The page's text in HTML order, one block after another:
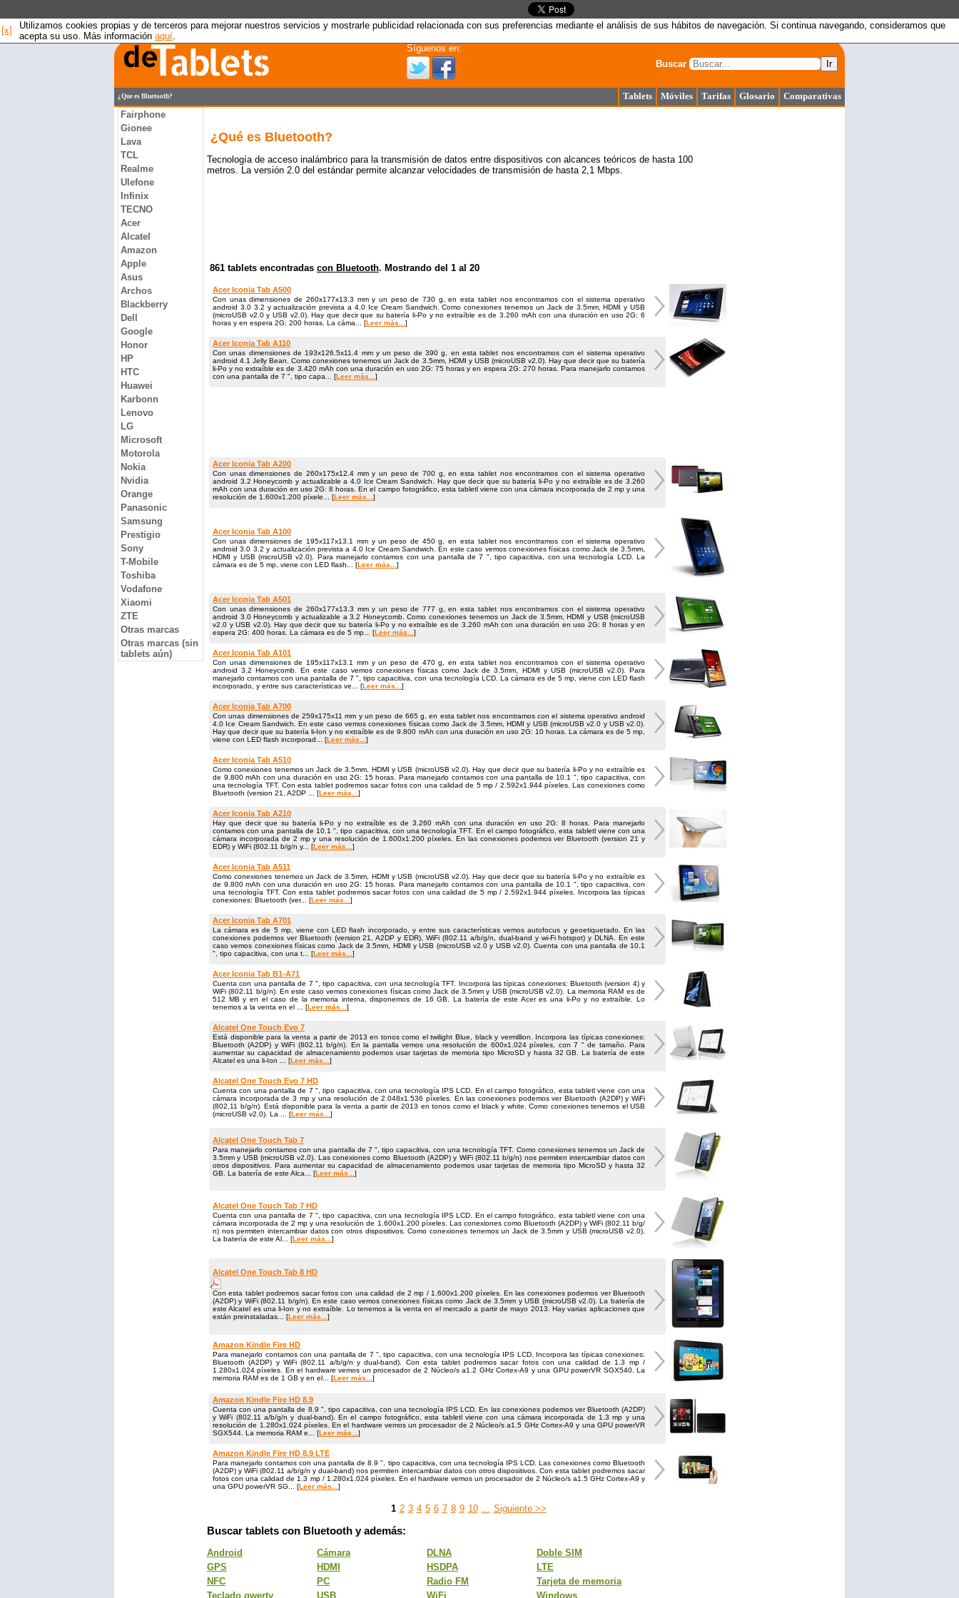
[x]
Utilizamos cookies propias y de terceros para mejorar nuestros servicios y mostrarle publicidad relacionada con sus preferencias mediante el análisis de sus hábitos de navegación. Si continua navegando, consideramos que
acepta su uso. Más información aquí.
Síguenos en:
Buscar
Ir
¿Que es Bluetooth? Tablets Móviles Tarifas Glosario
Comparativas
Fairphone
Gionee
Lava
TCL
Realme
Ulefone
Infinix
TECNO
Acer
Alcatel
Amazon
Apple
Asus
Archos
Blackberry
Dell
Google
Honor
HP
HTC
Huawei
Karbonn
Lenovo
LG
Microsoft
Motorola
Nokia
Nvidia
Orange
Panasonic
Samsung
Prestigio
Sony
T-Mobile
Toshiba
Vodafone
Xiaomi
ZTE
Otras marcas
Otras marcas (sin
tablets aún)
¿Qué es Bluetooth?
Tecnología de acceso inalámbrico para la transmisión de datos entre dispositivos con alcances teóricos de hasta 100
metros. La versión 2.0 del estándar permite alcanzar velocidades de transmisión de hasta 2,1 Mbps.
861 tablets encontradas con Bluetooth. Mostrando del 1 al 20
Acer Iconia Tab A500
Con unas dimensiones de 260x177x13.3 mm y un peso de 730 g, en esta tablet nos encontramos con el sistema operativo
android 3.0 3.2 y actualización prevista a 4.0 Ice Cream Sandwich. Como conexiones tenemos un Jack de 3.5mm, HDMI y USB
(microUSB v2.0 y USB v2.0). Hay que decir que su batería li-Po y no extraíble es de 3.260 mAh con una duración en uso 2G: 6
horas y en espera 2G: 200 horas. La cáma... [Leer más... ]
Acer Iconia Tab A110
Con unas dimensiones de 193x126.5x11.4 mm y un peso de 390 g, en esta tablet nos encontramos con el sistema operativo
android 4.1 Jelly Bean. Como conexiones tenemos un Jack de 3.5mm, HDMI y USB (microUSB v2.0). Hay que decir que su batería
li-Po y no extraíble es de 3.420 mAh con una duración en uso 2G: 75 horas y en espera 2G: 270 horas. Para manejarlo contamos
con una pantalla de 7 ", tipo capa... [Leer más... ]
Acer Iconia Tab A200
Con unas dimensiones de 260x175x12.4 mm y un peso de 700 g, en esta tablet nos encontramos con el sistema operativo
android 3.2 Honeycomb y actualizable a 4.0 Ice Cream Sandwich. Hay que decir que su batería li-Po y no extraíble es de 3.260
mAh con una duración en uso 2G: 8 horas. En el campo fotográfico, esta tabletl viene con una cámara incorporada de 2 mp y una
resolución de 1.600x1.200 pí­xele... [Leer más... ]
Acer Iconia Tab A100
Con unas dimensiones de 195x117x13.1 mm y un peso de 450 g, en esta tablet nos encontramos con el sistema operativo
android 3.0 3.2 y actualización prevista a 4.0 Ice Cream Sandwich. En este caso vemos conexiones físicas como Jack de 3.5mm,
HDMI y USB (microUSB v2.0). Para manejarlo contamos con una pantalla de 7 ", tipo capacitiva, con una tecnología LCD. La
cámara es de 5 mp, viene con LED flash... [Leer más... ]
Acer Iconia Tab A501
Con unas dimensiones de 260x177x13.3 mm y un peso de 777 g, en esta tablet nos encontramos con el sistema operativo
android 3.0 Honeycomb y actualizable a 3.2 Honeycomb. Como conexiones tenemos un Jack de 3.5mm, HDMI y USB (microUSB
v2.0 y USB v2.0). Hay que decir que su batería li-Po y no extraíble es de 3.260 mAh con una duración en uso 2G: 8 horas y en
espera 2G: 400 horas. La cámara es de 5 mp... [Leer más... ]
Acer Iconia Tab A101
Con unas dimensiones de 195x117x13.1 mm y un peso de 470 g, en esta tablet nos encontramos con el sistema operativo
android 3.2 Honeycomb. En este caso vemos conexiones físicas como Jack de 3.5mm, HDMI y USB (microUSB v2.0). Para
manejarlo contamos con una pantalla de 7 ", tipo capacitiva, con una tecnología LCD. La cámara es de 5 mp, viene con LED flash
incorporado, y entre sus características ve... [Leer más... ]
Acer Iconia Tab A700
Con unas dimensiones de 259x175x11 mm y un peso de 665 g, en esta tablet nos encontramos con el sistema operativo android
4.0 Ice Cream Sandwich. En este caso vemos conexiones físicas como Jack de 3.5mm, HDMI y USB (microUSB v2.0 y USB v2.0).
Hay que decir que su batería li-Ion y no extraíble es de 9.800 mAh con una duración en uso 2G: 10 horas. La cámara es de 5 mp,
viene con LED flash incorporad... [Leer más... ]
Acer Iconia Tab A510
Como conexiones tenemos un Jack de 3.5mm, HDMI y USB (microUSB v2.0). Hay que decir que su batería li-Po y no extraíble es
de 9.800 mAh con una duración en uso 2G: 15 horas. Para manejarlo contamos con una pantalla de 10.1 ", tipo capacitiva, con
una tecnología TFT. Con esta tablet podremos sacar fotos con una calidad de 5 mp / 2.592x1.944 pí­xeles. Las conexiones como
Bluetooth (version 21, A2DP ... [Leer más... ]
Acer Iconia Tab A210
Hay que decir que su batería li-Po y no extraíble es de 3.260 mAh con una duración en uso 2G: 8 horas. Para manejarlo
contamos con una pantalla de 10.1 ", tipo capacitiva, con una tecnología TFT. En el campo fotográfico, esta tabletl viene con una
cámara incorporada de 2 mp y una resolución de 1.600x1.200 pí­xeles. En las conexiones podemos ver Bluetooth (version 21 y
EDR) y WiFi (802.11 b/​g/​n y... [Leer más... ]
Acer Iconia Tab A511
Como conexiones tenemos un Jack de 3.5mm, HDMI y USB (microUSB v2.0). Hay que decir que su batería li-Po y no extraíble es
de 9.800 mAh con una duración en uso 2G: 15 horas. Para manejarlo contamos con una pantalla de 10.1 ", tipo capacitiva, con
una tecnología TFT. Con esta tablet podremos sacar fotos con una calidad de 5 mp / 2.592x1.944 pí­xeles. Incorpora las típicas
conexiones: Bluetooth (ver... [Leer más... ]
Acer Iconia Tab A701
La cámara es de 5 mp, viene con LED flash incorporado, y entre sus características vemos autofocus y geoetiquetado. En las
conexiones podemos ver Bluetooth (version 21, A2DP y EDR), WiFi (802.11 a/​b/​g/​n, dual-band y wi-Fi hotspot) y DLNA. En este
caso vemos conexiones físicas como Jack de 3.5mm, HDMI y USB (microUSB v2.0 y USB v2.0). Cuenta con una pantalla de 10.1
", tipo capacitiva, con una t... [Leer más... ]
Acer Iconia Tab B1-A71
Cuenta con una pantalla de 7 ", tipo capacitiva, con una tecnología TFT. Incorpora las típicas conexiones: Bluetooth (version 4) y
WiFi (802.11 b/​g/​n). En este caso vemos conexiones físicas como Jack de 3.5mm y USB (microUSB v2.0). La memoria RAM es de
512 MB y en el caso de la memoria interna, disponemos de 16 GB. La batería de este Acer es una li-Po y no extraíble. Lo
tenemos a la venta en el ... [Leer más... ]
Alcatel One Touch Evo 7
Está disponible para la venta a partir de 2013 en tonos como el twilight Blue, black y vermillion. Incorpora las típicas conexiones:
Bluetooth (A2DP) y WiFi (802.11 b/​g/​n). En la pantalla vemos una resolución de 600x1.024 pí­xeles, con 7 " de tamaño. Para
aumentar su capacidad de almacenamiento podemos usar tarjetas de memoria tipo MicroSD y hasta 32 GB. La batería de este
Alcatel es una li-Ion ... [Leer más... ]
Alcatel One Touch Evo 7 HD
Cuenta con una pantalla de 7 ", tipo capacitiva, con una tecnología IPS LCD. En el campo fotográfico, esta tabletl viene con una
cámara incorporada de 3 mp y una resolución de 2.048x1.536 pí­xeles. En las conexiones podemos ver Bluetooth (A2DP) y WiFi
(802.11 b/​g/​n). Está disponible para la venta a partir de 2013 en tonos como el black y white. Como conexiones tenemos el USB
(microUSB v2.0). La ... [Leer más... ]
Alcatel One Touch Tab 7
Para manejarlo contamos con una pantalla de 7 ", tipo capacitiva, con una tecnología TFT. Como conexiones tenemos un Jack de
3.5mm y USB (microUSB v2.0). Las conexiones como Bluetooth (A2DP) y WiFi (802.11 b/​g/​n) nos permiten intercambiar datos con
otros dispositivos. Para aumentar su capacidad de almacenamiento podemos usar tarjetas de memoria tipo MicroSD y hasta 32
GB. La batería de este Alca... [Leer más... ]
Alcatel One Touch Tab 7 HD
Cuenta con una pantalla de 7 ", tipo capacitiva, con una tecnología IPS LCD. En el campo fotográfico, esta tabletl viene con una
cámara incorporada de 2 mp y una resolución de 1.600x1.200 pí­xeles. Las conexiones como Bluetooth (A2DP) y WiFi (802.11 b/​g/​
n) nos permiten intercambiar datos con otros dispositivos. Como conexiones tenemos un Jack de 3.5mm y USB (microUSB v2.0).
La batería de este Al... [Leer más... ]
Alcatel One Touch Tab 8 HD
Con esta tablet podremos sacar fotos con una calidad de 2 mp / 1.600x1.200 pí­xeles. En las conexiones podemos ver Bluetooth
(A2DP) y WiFi (802.11 b/​g/​n). En este caso vemos conexiones físicas como Jack de 3.5mm y USB (microUSB v2.0). La batería de
este Alcatel es una li-Ion y no extraíble. Lo tenemos a la venta en el mercado a partir de mayo 2013. Hay varias aplicaciones que
están preinstaladas... [Leer más... ]
Amazon Kindle Fire HD
Para manejarlo contamos con una pantalla de 7 ", tipo capacitiva, con una tecnología IPS LCD. Incorpora las típicas conexiones:
Bluetooth (A2DP) y WiFi (802.11 a/​b/​g/​n y dual-band). Con esta tablet podremos sacar fotos con una calidad de 1.3 mp /
1.280x1.024 pí­xeles. En el hardware vemos un procesador de 2 Núcleo/​s a1.2 GHz Cortex-A9 y una GPU powerVR SGX540. La
memoria RAM es de 1 GB y en el... [Leer más... ]
Amazon Kindle Fire HD 8.9
Cuenta con una pantalla de 8.9 ", tipo capacitiva, con una tecnología IPS LCD. En las conexiones podemos ver Bluetooth (A2DP)
y WiFi (802.11 a/​b/​g/​n y dual-band). En el campo fotográfico, esta tabletl viene con una cámara incorporada de 1.3 mp y una
resolución de 1.280x1.024 pí­xeles. En el hardware vemos un procesador de 2 Núcleo/​s a1.5 GHz Cortex-A9 y una GPU powerVR
SGX544. La memoria RAM e... [Leer más... ]
Amazon Kindle Fire HD 8.9 LTE
Para manejarlo contamos con una pantalla de 8.9 ", tipo capacitiva, con una tecnología IPS LCD. Las conexiones como Bluetooth
(A2DP) y WiFi (802.11 a/b/g/n y dual-band) nos permiten intercambiar datos con otros dispositivos. Con esta tablet podremos sacar
fotos con una calidad de 1.3 mp / 1.280x1.024 pí­xeles. En el hardware vemos un procesador de 2 Núcleo/s a1.5 GHz Cortex-A9 y
una GPU powerVR SG... [Leer más... ]
1 2 3 4 5 6 7 8 9 10 ... Siguiente >>
Buscar tablets con Bluetooth y además:
Android Cámara DLNA
Doble SIM
GPS
HDMI HSDPA
LTE
NFC
PC Radio FM
Tarjeta de memoria
Teclado qwerty
USB WiFi Windows